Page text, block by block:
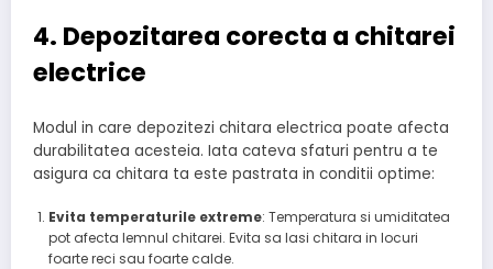
4. Depozitarea corecta a chitarei
electrice
Modul in care depozitezi chitara electrica poate afecta
durabilitatea acesteia. Iata cateva sfaturi pentru a te
asigura ca chitara ta este pastrata in conditii optime:
Evita temperaturile extreme: Temperatura si umiditatea
pot afecta lemnul chitarei. Evita sa lasi chitara in locuri
foarte reci sau foarte calde.